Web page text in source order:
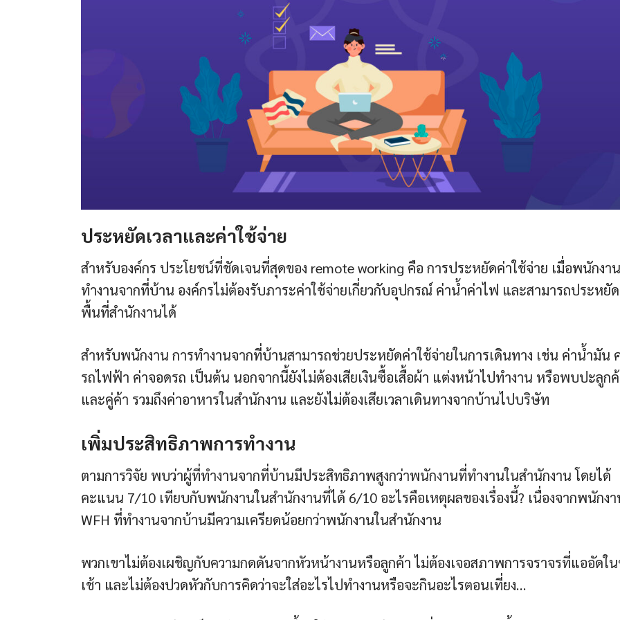
ประหยัดเวลาและค่าใช้จ่าย
สำหรับองค์กร ประโยชน์ที่ชัดเจนที่สุดของ remote working คือ การประหยัดค่าใช้จ่าย เมื่อพนักงาน
ทำงานจากที่บ้าน องค์กรไม่ต้องรับภาระค่าใช้จ่ายเกี่ยวกับอุปกรณ์ ค่าน้ำค่าไฟ และสามารถประหยัด
พื้นที่สำนักงานได้
สำหรับพนักงาน การทำงานจากที่บ้านสามารถช่วยประหยัดค่าใช้จ่ายในการเดินทาง เช่น ค่าน้ำมัน
รถไฟฟ้า ค่าจอดรถ เป็นต้น นอกจากนี้ยังไม่ต้องเสียเงินซื้อเสื้อผ้า แต่งหน้าไปทำงาน หรือพบปะลูก
และคู่ค้า รวมถึงค่าอาหารในสำนักงาน และยังไม่ต้องเสียเวลาเดินทางจากบ้านไปบริษัท
เพิ่มประสิทธิภาพการทำงาน
ตามการวิจัย พบว่าผู้ที่ทำงานจากที่บ้านมีประสิทธิภาพสูงกว่าพนักงานที่ทำงานในสำนักงาน โดยได้
คะแนน 7/10 เทียบกับพนักงานในสำนักงานที่ได้ 6/10 อะไรคือเหตุผลของเรื่องนี้? เนื่องจากพนักง
WFH ที่ทำงานจากบ้านมีความเครียดน้อยกว่าพนักงานในสำนักงาน
พวกเขาไม่ต้องเผชิญกับความกดดันจากหัวหน้างานหรือลูกค้า ไม่ต้องเจอสภาพการจราจรที่แออัดใน
เช้า และไม่ต้องปวดหัวกับการคิดว่าจะใส่อะไรไปทำงานหรือจะกินอะไรตอนเที่ยง…